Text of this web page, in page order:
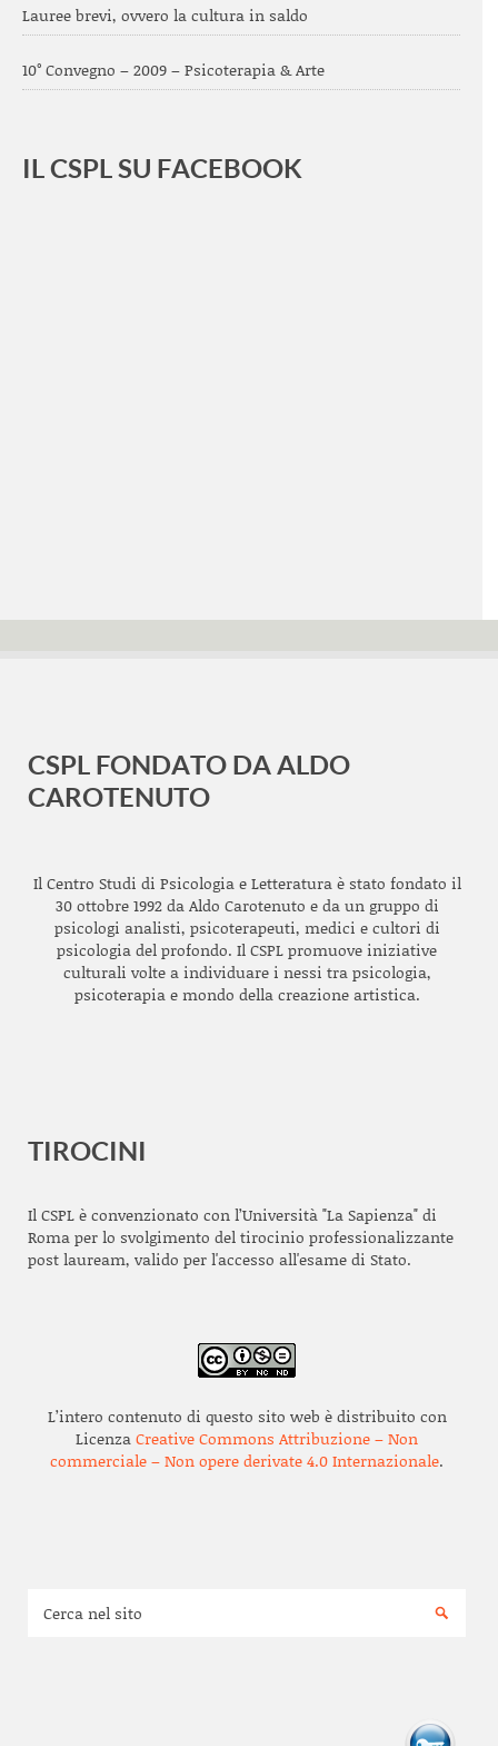
Lauree brevi, ovvero la cultura in saldo
10° Convegno – 2009 – Psicoterapia & Arte
IL CSPL SU FACEBOOK
CSPL FONDATO DA ALDO
CAROTENUTO
Il Centro Studi di Psicologia e Letteratura è stato fondato il
30 ottobre 1992 da Aldo Carotenuto e da un gruppo di
psicologi analisti, psicoterapeuti, medici e cultori di
psicologia del profondo. Il CSPL promuove iniziative
culturali volte a individuare i nessi tra psicologia,
psicoterapia e mondo della creazione artistica.
TIROCINI
Il CSPL è convenzionato con l’Università "La Sapienza" di
Roma per lo svolgimento del tirocinio professionalizzante
post lauream, valido per l'accesso all'esame di Stato.
L’intero contenuto di questo sito web è distribuito con
LicenzaCreative Commons Attribuzione – Non
commerciale – Non opere derivate 4.0 Internazionale.